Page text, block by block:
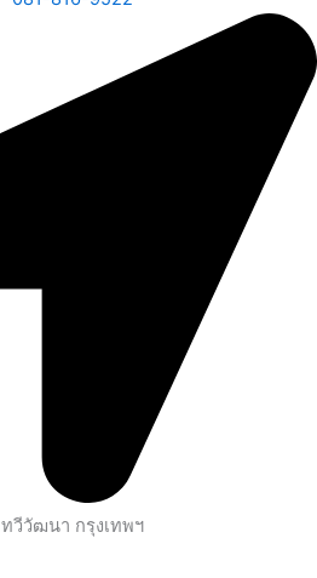
ทวีวัฒนา กรุงเทพฯ